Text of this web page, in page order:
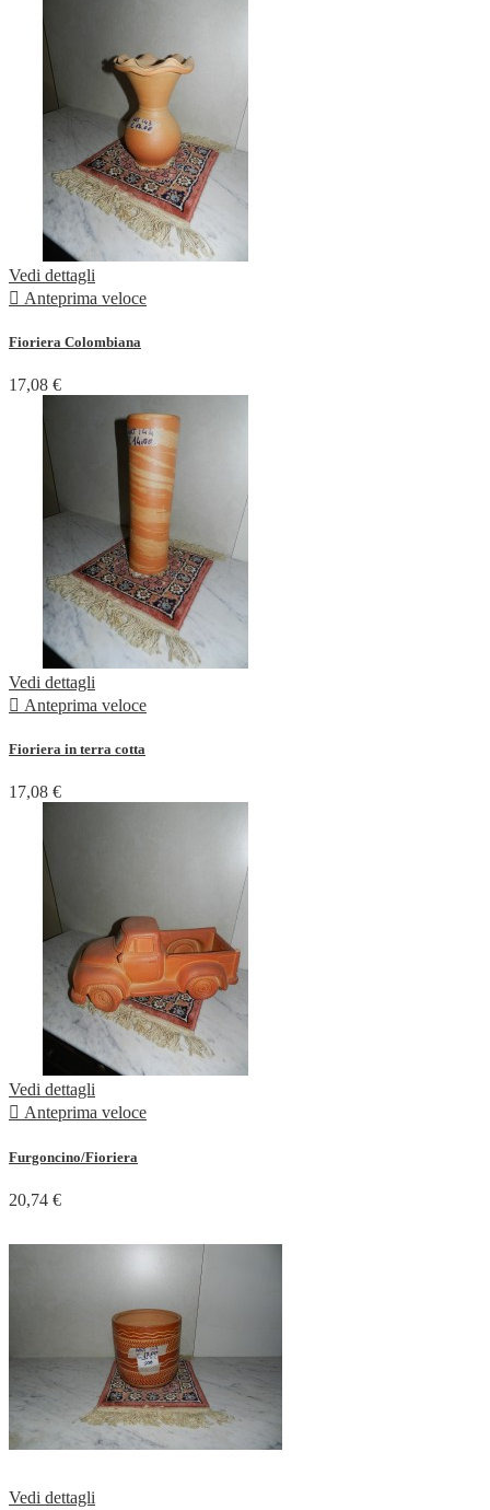
Vedi dettagli
 Anteprima veloce
Fioriera Colombiana
17,08 €
Vedi dettagli
 Anteprima veloce
Fioriera in terra cotta
17,08 €
Vedi dettagli
 Anteprima veloce
Furgoncino/Fioriera
20,74 €
Vedi dettagli